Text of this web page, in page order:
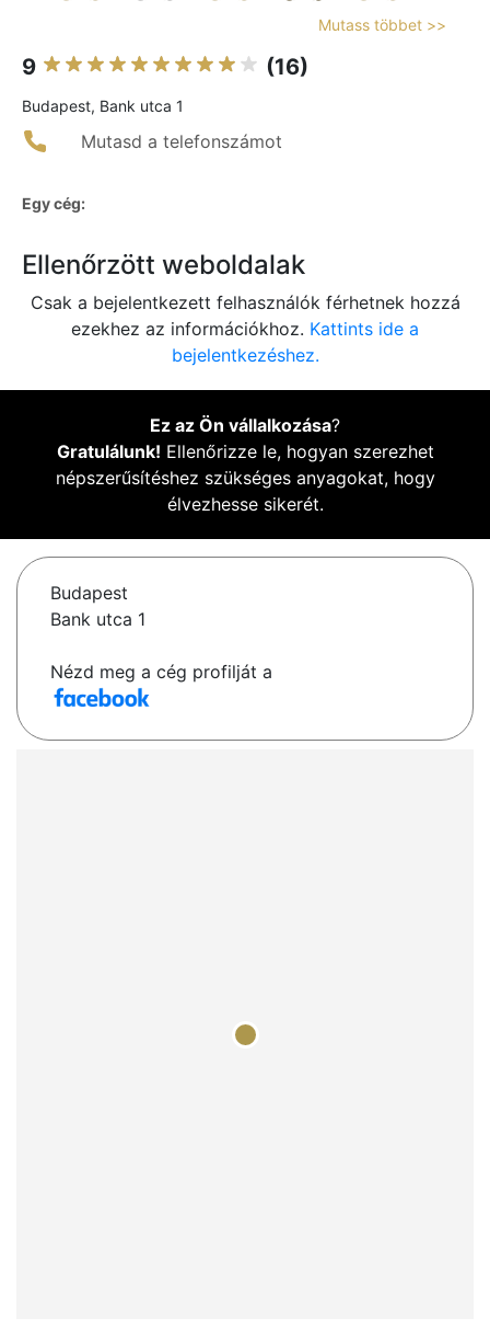
Mutass többet >>
9 (16)
Budapest, Bank utca 1
Mutasd a telefonszámot
Egy cég:
Ellenőrzött weboldalak
Csak a bejelentkezett felhasználók férhetnek hozzá
ezekhez az információkhoz. Kattints ide a
bejelentkezéshez.
Ez az Ön vállalkozása?
Gratulálunk! Ellenőrizze le, hogyan szerezhet
népszerűsítéshez szükséges anyagokat, hogy
élvezhesse sikerét.
Budapest
Bank utca 1
Nézd meg a cég profilját a